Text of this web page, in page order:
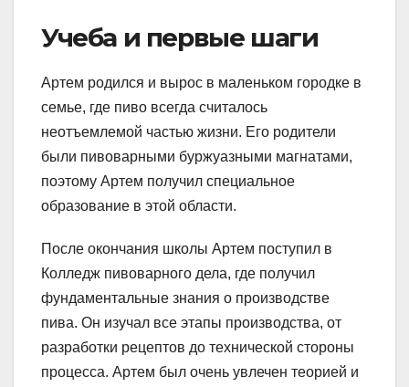
Учеба и первые шаги
Артем родился и вырос в маленьком городке в
семье, где пиво всегда считалось
неотъемлемой частью жизни. Его родители
были пивоварными буржуазными магнатами,
поэтому Артем получил специальное
образование в этой области.
После окончания школы Артем поступил в
Колледж пивоварного дела, где получил
фундаментальные знания о производстве
пива. Он изучал все этапы производства, от
разработки рецептов до технической стороны
процесса. Артем был очень увлечен теорией и